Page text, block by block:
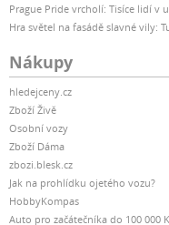
Prague Pride vrcholí: Tisíce lidí v
Hra světel na fasádě slavné vily:
Nákupy
hledejceny.cz
Zboží Živě
Osobní vozy
Zboží Dáma
zbozi.blesk.cz
Jak na prohlídku ojetého vozu?
HobbyKompas
Auto pro začátečníka do 100 000